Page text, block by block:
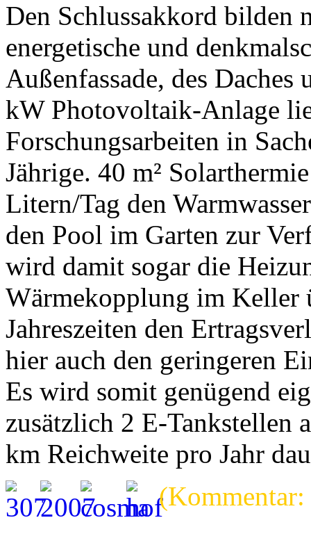
Den Schlussakkord bilden
energetische und
Außenfassade, des
kW Photovoltaik-Anlage
Forschungsarbeiten in
Jährige. 40 m²
Litern/Tag den
den Pool im Garten zur
wird damit sogar die
Wärmekopplung im Keller
Jahreszeiten den
hier auch den geringeren
Es wird somit genügend
zusätzlich 2 E-Tankstellen
km Reichweite pro Jahr